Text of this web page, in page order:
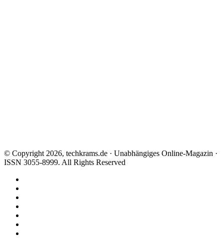
© Copyright 2026, techkrams.de · Unabhängiges Online-Magazin ·
ISSN 3055-8999. All Rights Reserved